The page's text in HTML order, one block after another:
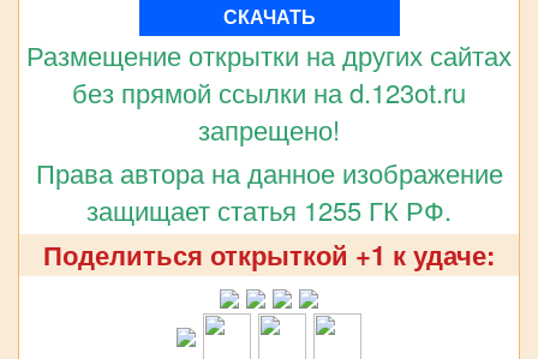
СКАЧАТЬ
Размещение открытки на других сайтах
без прямой ссылки на d.123ot.ru
запрещено!
Права автора на данное изображение
защищает статья 1255 ГК РФ.
Поделиться открыткой +1 к удаче: